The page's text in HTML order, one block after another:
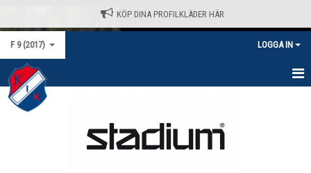
KÖP DINA PROFILKLÄDER HÄR
F 9 (2017) LOGGA IN
HEM